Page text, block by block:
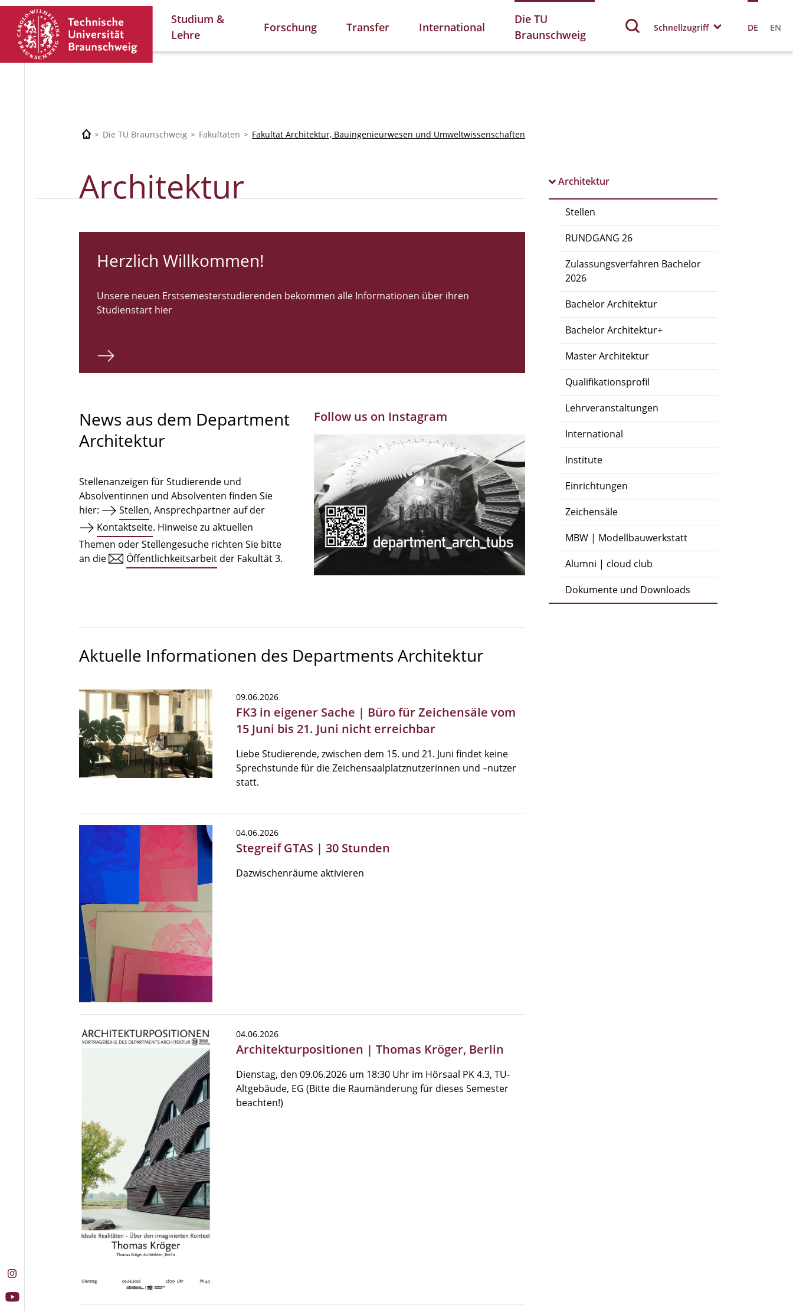
Studium &
Lehre
Forschung Transfer International
Die TU
Braunschweig
Schnellzugriff DE EN
Die TU Braunschweig Fakultäten Fakultät Architektur, Bauingenieurwesen und Umweltwissenschaften
Architektur
Stellen
RUNDGANG 26
Zulassungsverfahren Bachelor
2026
Bachelor Architektur
Bachelor Architektur+
Master Architektur
Qualifikationsprofil
Lehrveranstaltungen
International
Institute
Einrichtungen
Zeichensäle
MBW | Modellbauwerkstatt
Alumni | cloud club
Dokumente und Downloads
Architektur
Herzlich Willkommen!
Unsere neuen Erstsemesterstudierenden bekommen alle Informationen über ihren
Studienstart hier
News aus dem Department
Architektur
Stellenanzeigen für Studierende und
Absolventinnen und Absolventen finden Sie
hier:
Stellen, Ansprechpartner auf der
Kontaktseite. Hinweise zu aktuellen
Themen oder Stellengesuche richten Sie bitte
an die
Öffentlichkeitsarbeit der Fakultät 3.
Follow us on Instagram
Aktuelle Informationen des Departments Architektur
09.06.2026
FK3 in eigener Sache | Büro für Zeichensäle vom
15 Juni bis 21. Juni nicht erreichbar
Liebe Studierende, zwischen dem 15. und 21. Juni findet keine
Sprechstunde für die Zeichensaalplatznutzerinnen und –nutzer
statt.
04.06.2026
Stegreif GTAS | 30 Stunden
Dazwischenräume aktivieren
04.06.2026
Architekturpositionen | Thomas Kröger, Berlin
Dienstag, den 09.06.2026 um 18:30 Uhr im Hörsaal PK 4.3, TU-
Altgebäude, EG (Bitte die Raumänderung für dieses Semester
beachten!)